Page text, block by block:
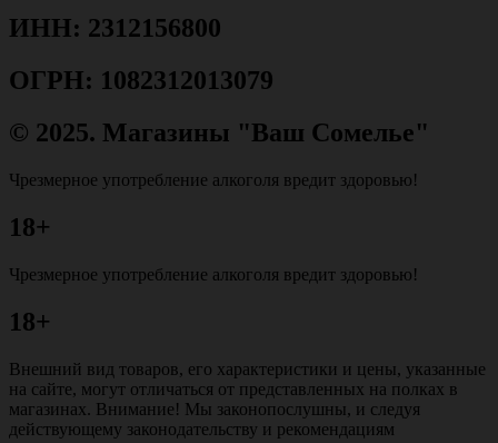
ИНН: 2312156800
ОГРН: 1082312013079
© 2025. Магазины "Ваш Сомелье"
Чрезмерное употребление алкоголя вредит здоровью!
18+
Чрезмерное употребление алкоголя вредит здоровью!
18+
Внешний вид товаров, его характеристики и цены, указанные
на сайте, могут отличаться от представленных на полках в
магазинах. Внимание! Мы законопослушны, и следуя
действующему законодательству и рекомендациям